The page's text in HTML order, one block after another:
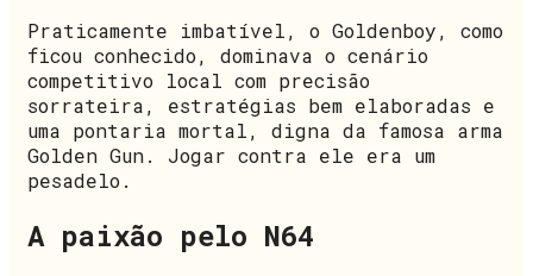
Praticamente imbatível, o Goldenboy, como
ficou conhecido, dominava o cenário
competitivo local com precisão
sorrateira, estratégias bem elaboradas e
uma pontaria mortal, digna da famosa arma
Golden Gun. Jogar contra ele era um
pesadelo.
A paixão pelo N64